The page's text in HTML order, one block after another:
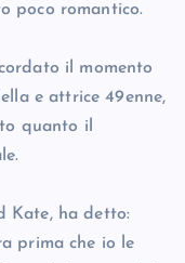
poco romantico.
il momento
e attrice 49enne,
quanto il
Kate, ha detto:
prima che io le